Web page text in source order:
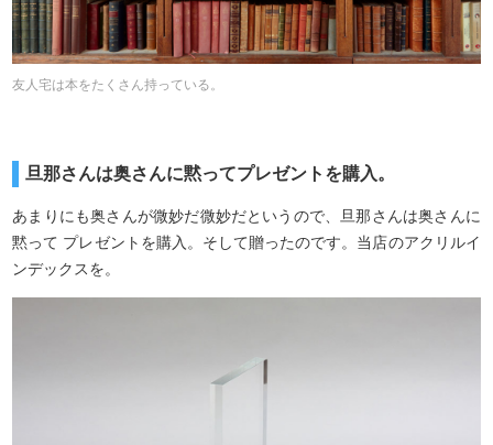
友人宅は本をたくさん持っている。
旦那さんは奥さんに黙ってプレゼントを購入。
あまりにも奥さんが微妙だ微妙だというので、旦那さんは奥さんに
黙って プレゼントを購入。そして贈ったのです。当店のアクリルイ
ンデックスを。